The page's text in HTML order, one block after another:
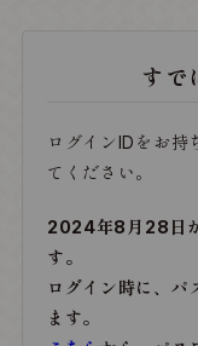
すで
ログインIDをお持
てください。
2024年8月28日
す。
ログイン時に、パ
ます。